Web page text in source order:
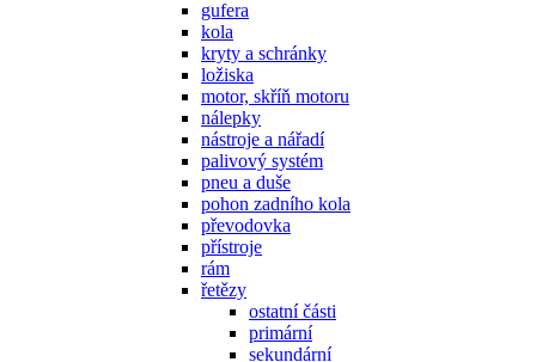
gufera
kola
kryty a schránky
ložiska
motor, skříň motoru
nálepky
nástroje a nářadí
palivový systém
pneu a duše
pohon zadního kola
převodovka
přístroje
rám
řetězy
ostatní části
primární
sekundární